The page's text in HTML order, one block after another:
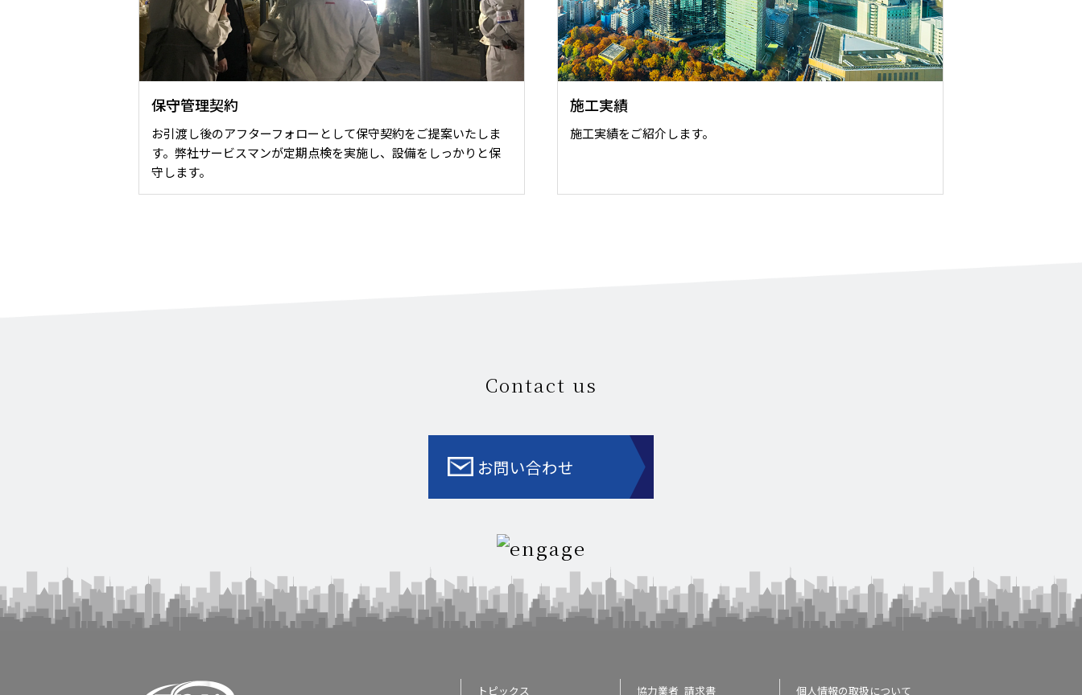
保守管理契約
お引渡し後のアフターフォローとして保守契約をご提案いたしま
す。弊社サービスマンが定期点検を実施し、設備をしっかりと保
守します。
施工実績
施工実績をご紹介します。
Contact us
お問い合わせ
トピックス 協力業者_請求書 個人情報の取扱について